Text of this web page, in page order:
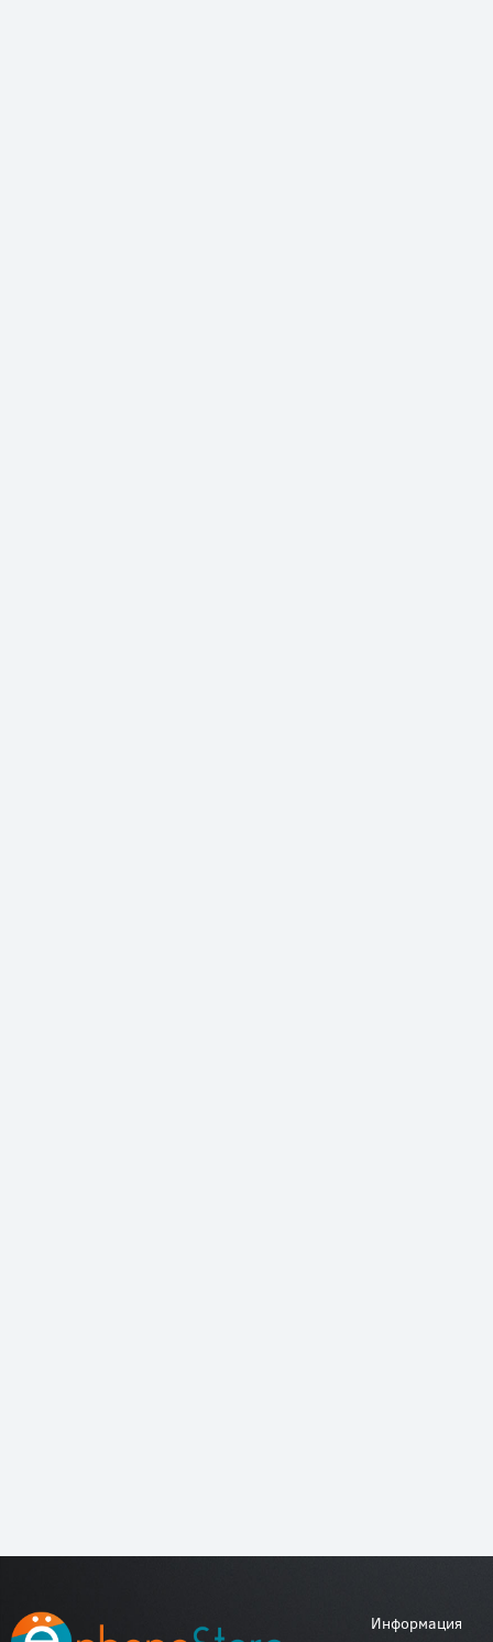
Информация